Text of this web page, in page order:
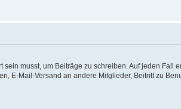
musst, um Beiträge zu schreiben. Auf jeden Fall
E-Mail-Versand an andere Mitglieder, Beitritt zu